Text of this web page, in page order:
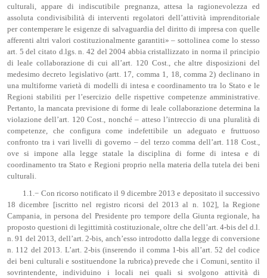
culturali, appare di indiscutibile pregnanza, attesa la ragionevolezza ed
assoluta condivisibilità di interventi regolatori dell’attività imprenditoriale
per contemperare le esigenze di salvaguardia del diritto di impresa con quelle
afferenti altri valori costituzionalmente garantiti» – sottolinea come lo stesso
art. 5 del citato d.lgs. n. 42 del 2004 abbia cristallizzato in norma il principio
di leale collaborazione di cui all’art. 120 Cost., che altre disposizioni del
medesimo decreto legislativo (artt. 17, comma 1, 18, comma 2) declinano in
una multiforme varietà di modelli di intesa e coordinamento tra lo Stato e le
Regioni stabiliti per l’esercizio delle rispettive competenze amministrative.
Pertanto, la mancata previsione di forme di leale collaborazione determina la
violazione dell’art. 120 Cost., nonché – atteso l’intreccio di una pluralità di
competenze, che configura come indefettibile un adeguato e fruttuoso
confronto tra i vari livelli di governo – del terzo comma dell’art. 118 Cost.,
ove si impone alla legge statale la disciplina di forme di intesa e di
coordinamento tra Stato e Regioni proprio nella materia della tutela dei beni
culturali.
1.1.− Con ricorso notificato il 9 dicembre 2013 e depositato il successivo
18 dicembre [iscritto nel registro ricorsi del 2013 al n. 102], la Regione
Campania, in persona del Presidente pro tempore della Giunta regionale, ha
proposto questioni di legittimità costituzionale, oltre che dell’art. 4-bis del d.l.
n. 91 del 2013, dell’art. 2-bis, anch’esso introdotto dalla legge di conversione
n. 112 del 2013. L’art. 2-bis (inserendo il comma 1-bis all’art. 52 del codice
dei beni culturali e sostituendone la rubrica) prevede che i Comuni, sentito il
sovrintendente, individuino i locali nei quali si svolgono attività di